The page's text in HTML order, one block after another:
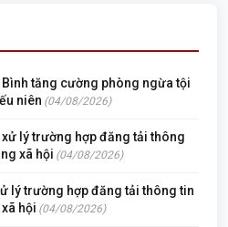
tăng cường phòng ngừa tội
niên (04/08/2026)
lý trường hợp đăng tải thông
xã hội (04/08/2026)
lý trường hợp đăng tải thông tin
hội (04/08/2026)